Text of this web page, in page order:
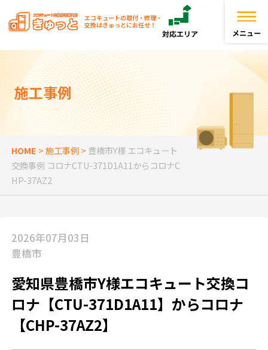
トップページ
きゅっとが選ばれる理由
エコキュートを探す
お役立ち情報
よくある質問
SNSアカウント
エコキュートの取付・修理・
交換はきゅっとにお任せ！
施工事例
HOME >施工事例 > 豊橋市Y様 エコキュート
交換事例 コロナCTU-371D1A11からコロナC
HP-37AZ2
2026年07月03日
豊橋市
愛知県豊橋市Y様エコキュート交換コ
ロナ【CTU-371D1A11】からコロナ
【CHP-37AZ2】